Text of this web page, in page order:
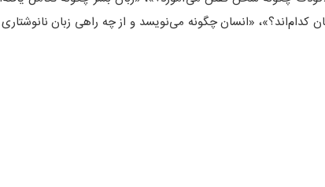
کدام‌اند؟»، «انسان چگونه می‌نویسد و از چه راهی زبان